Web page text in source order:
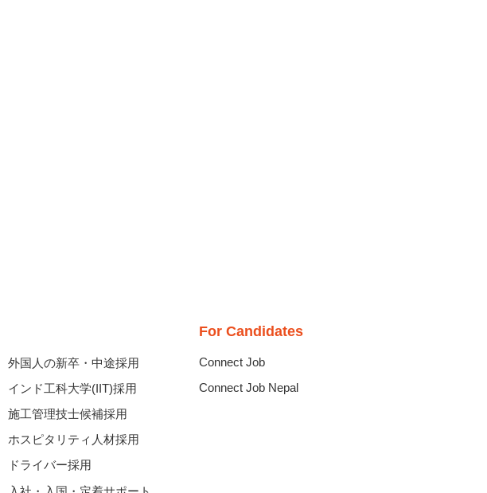
外国人の新卒・中途採用
インド工科大学(IIT)採用
施工管理技士候補採用
ホスピタリティ人材採用
ドライバー採用
​For Candidates
Connect Job
Connect Job Nepal